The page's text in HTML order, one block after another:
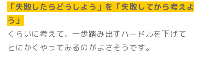
「失敗したらどうしよう」を「失敗してから考えよ
う」
くらいに考えて、一歩踏み出すハードルを下げて
とにかくやってみるのがよさそうです。